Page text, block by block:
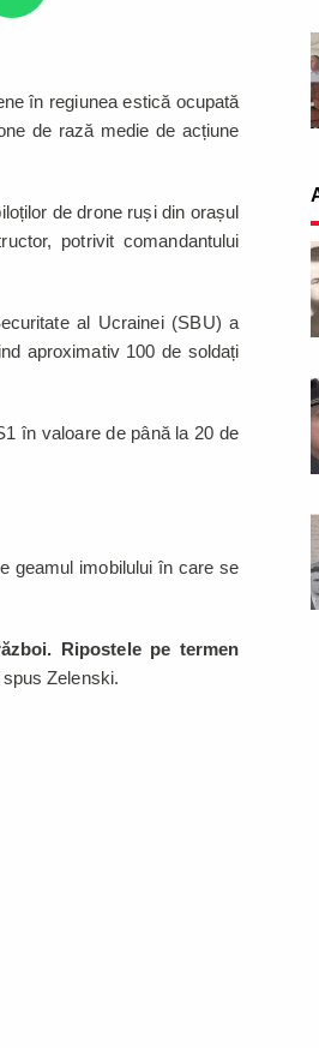
în regiunea estică ocupată
de rază medie de acțiune
de drone ruși din orașul
potrivit comandantului
al Ucrainei (SBU) a
aproximativ 100 de soldați
în valoare de până la 20 de
geamul imobilului în care se
Ripostele pe termen
Zelenski.